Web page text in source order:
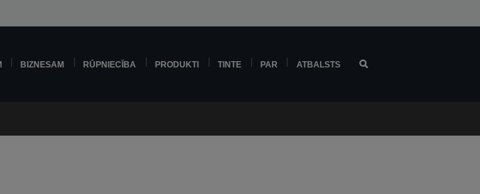
BIZNESAM RŪPNIECĪBA PRODUKTI TINTE PAR ATBALSTS